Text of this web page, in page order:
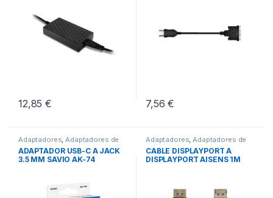
12,85€ 7,56€
Adaptadores,Adaptadores de
Audio,Conectividad
ADAPTADOR USB-C A JACK
3.5 MM SAVIO AK-74
Adaptadores,Adaptadores de
Video ,Conectividad
CABLE DISPLAYPORT A
DISPLAYPORT AISENS 1M